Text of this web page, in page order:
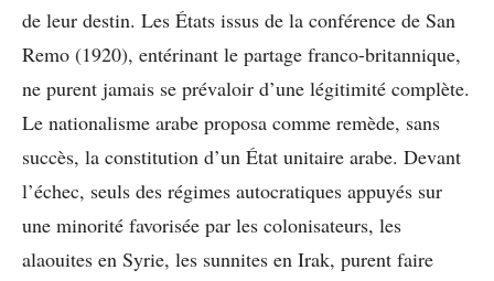
de leur destin. Les États issus de la conférence de San
Remo (1920), entérinant le partage franco-britannique,
ne purent jamais se prévaloir d’une légitimité complète.
Le nationalisme arabe proposa comme remède, sans
succès, la constitution d’un État unitaire arabe. Devant
l’échec, seuls des régimes autocratiques appuyés sur
une minorité favorisée par les colonisateurs, les
alaouites en Syrie, les sunnites en Irak, purent faire